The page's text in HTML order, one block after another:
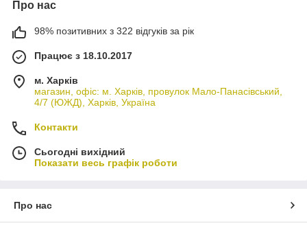
Про нас
98% позитивних з 322 відгуків за рік
Працює з 18.10.2017
м. Харків
магазин, офіс: м. Харків, провулок Мало-Панасівський,
4/7 (ЮЖД), Харків, Україна
Контакти
Сьогодні вихідний
Показати весь графік роботи
Про нас